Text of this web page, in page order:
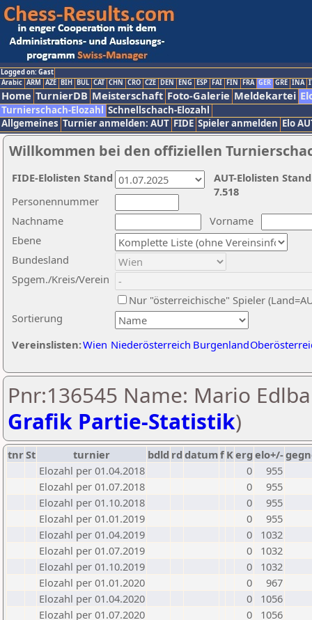
Logged on: Gast
Arabic ARM AZE BIH BUL CAT CHN CRO CZE DEN ENG ESP FAI FIN FRA GER GRE INA
Home TurnierDB Meisterschaft Foto-Galerie Meldekartei
Turnierschach-Elozahl Schnellschach-Elozahl
Allgemeines Turnier anmelden: AUT FIDE Spieler anmelden Elo
Willkommen bei den offiziellen
Nachname
Vorname
Ebene
Sortierung
Personennummer
Bundesland
Spgem./Kreis/Verein
Nur "österreichische" Spieler
Vereinslisten:Wien Niederösterreich Burgenland
AUT-Elolisten
7.518
FIDE-Elolisten Stand
Pnr:136545 Name: Mario
Grafik Partie-Statistik)
tnrSt turnier bdld rd datumf Kerg elo+/-
Elozahl per 01.04.2018
0
955
Elozahl per 01.07.2018
0
955
Elozahl per 01.10.2018
0
955
Elozahl per 01.01.2019
0
955
Elozahl per 01.04.2019
0
1032
Elozahl per 01.07.2019
0
1032
Elozahl per 01.10.2019
0
1032
Elozahl per 01.01.2020
0
967
Elozahl per 01.04.2020
0
1056
Elozahl per 01.07.2020
0
1056